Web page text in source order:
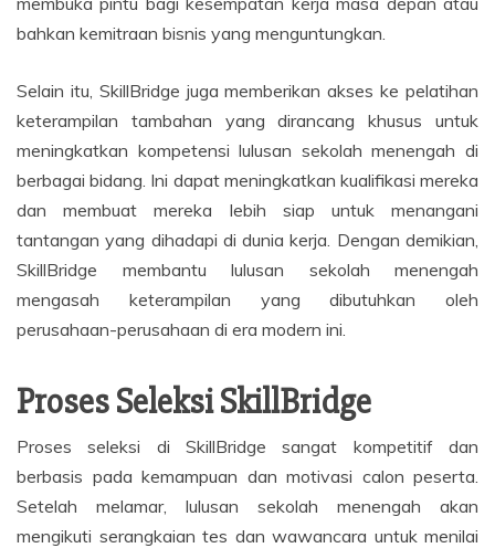
bahkan kemitraan bisnis yang menguntungkan.
Selain itu, SkillBridge juga memberikan akses ke pelatihan
keterampilan tambahan yang dirancang khusus untuk
meningkatkan kompetensi lulusan sekolah menengah di
berbagai bidang. Ini dapat meningkatkan kualifikasi mereka
dan membuat mereka lebih siap untuk menangani
tantangan yang dihadapi di dunia kerja. Dengan demikian,
SkillBridge membantu lulusan sekolah menengah
mengasah keterampilan yang dibutuhkan oleh
perusahaan-perusahaan di era modern ini.
Proses Seleksi SkillBridge
Proses seleksi di SkillBridge sangat kompetitif dan
berbasis pada kemampuan dan motivasi calon peserta.
Setelah melamar, lulusan sekolah menengah akan
mengikuti serangkaian tes dan wawancara untuk menilai